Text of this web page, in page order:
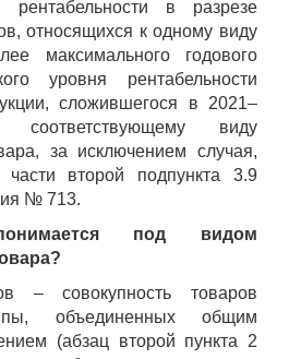
рентабельности в разрезе
относящихся к одному виду
максимального годового
уровня рентабельности
сложившегося в 2021–
виду
за исключением случая,
части второй подпункта 3.9
№ 713.
под видом
– совокупность товаров
объединенных общим
(абзац второй пункта 2